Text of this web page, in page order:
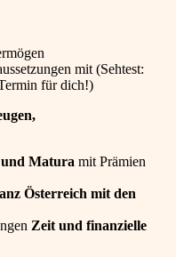
mit (Sehtest:
für dich!)
Matura mit Prämien
Österreich mit den
Zeit und finanzielle